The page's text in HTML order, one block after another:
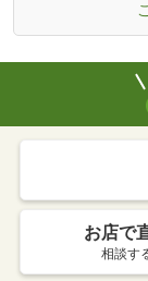
お店で
相談す